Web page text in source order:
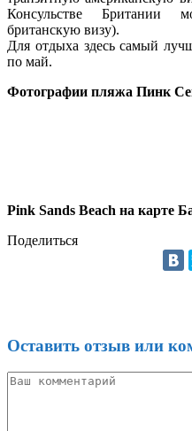
Консульстве Британии
британскую визу).
Для отдыха здесь самый
по май.
Фотографии пляжа Пинк
Pink Sands Beach на карте
Поделиться
Оставить отзыв или